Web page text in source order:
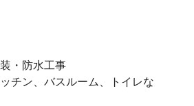
・防水工事
チン、バスルーム、トイレな